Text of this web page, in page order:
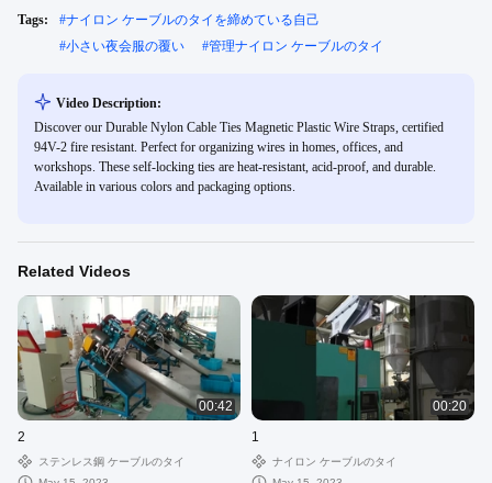
Tags: #ナイロン ケーブルのタイを締めている自己
#小さい夜会服の覆い #管理ナイロン ケーブルのタイ
Video Description:
Discover our Durable Nylon Cable Ties Magnetic Plastic Wire Straps, certified
94V-2 fire resistant. Perfect for organizing wires in homes, offices, and
workshops. These self-locking ties are heat-resistant, acid-proof, and durable.
Available in various colors and packaging options.
Related Videos
00:42
2
ステンレス鋼 ケーブルのタイ
00:20
1
ナイロン ケーブルのタイ